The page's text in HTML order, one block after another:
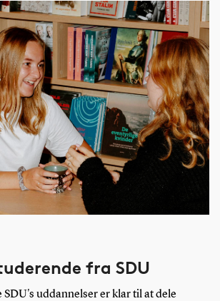
fra SDU
SDU's uddannelser er klar til at dele